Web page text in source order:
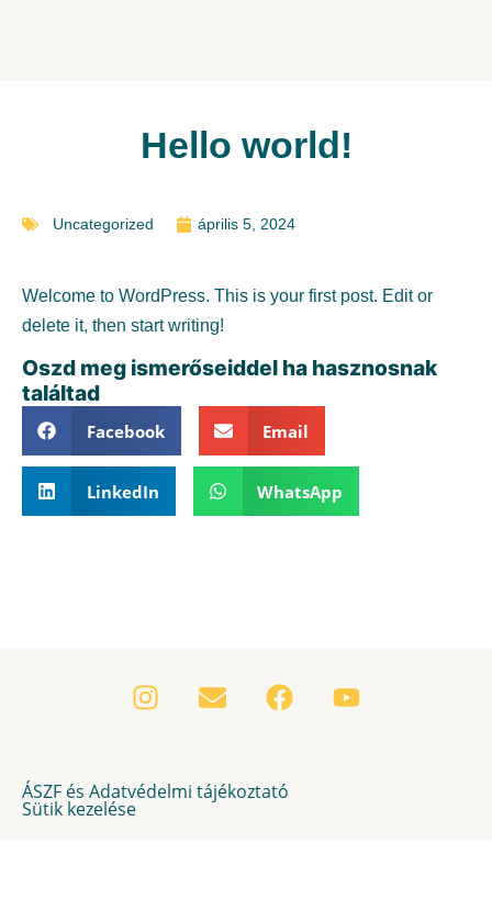
Hello world!
Uncategorized április 5, 2024
Welcome to WordPress. This is your first post. Edit or
delete it, then start writing!
Oszd meg ismerőseiddel ha hasznosnak
találtad
Facebook Email
LinkedIn WhatsApp
ÁSZF és Adatvédelmi tájékoztató
Sütik kezelése